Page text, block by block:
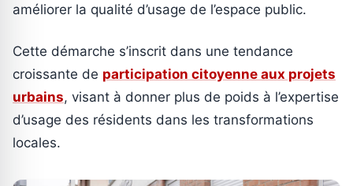
améliorer la qualité d’usage de l’espace public.
Cette démarche s’inscrit dans une tendance
croissante de participation citoyenne aux projets
urbains, visant à donner plus de poids à l’expertise
d’usage des résidents dans les transformations
locales.